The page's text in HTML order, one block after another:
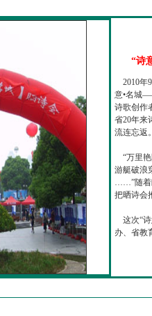
“诗
2010年
意•名城
诗歌创作
省20年来
流连忘返
“万里艳
游艇破浪
……”随着
把晒诗会
这次“诗
办、省教